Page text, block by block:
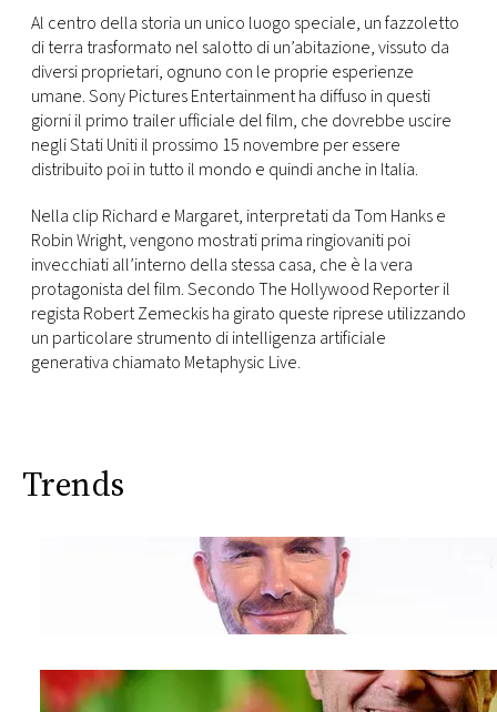
RMC
CONSIGLIA
Al centro della storia un unico luogo speciale, un fazzoletto
di terra trasformato nel salotto di un’abitazione, vissuto da
diversi proprietari, ognuno con le proprie esperienze
umane. Sony Pictures Entertainment ha diffuso in questi
giorni il primo trailer ufficiale del film, che dovrebbe uscire
negli Stati Uniti il prossimo 15 novembre per essere
distribuito poi in tutto il mondo e quindi anche in Italia.
Nella clip Richard e Margaret, interpretati da Tom Hanks e
Robin Wright, vengono mostrati prima ringiovaniti poi
invecchiati all’interno della stessa casa, che è la vera
protagonista del film. Secondo The Hollywood Reporter il
regista Robert Zemeckis ha girato queste riprese utilizzando
un particolare strumento di intelligenza artificiale
generativa chiamato Metaphysic Live.
Trends